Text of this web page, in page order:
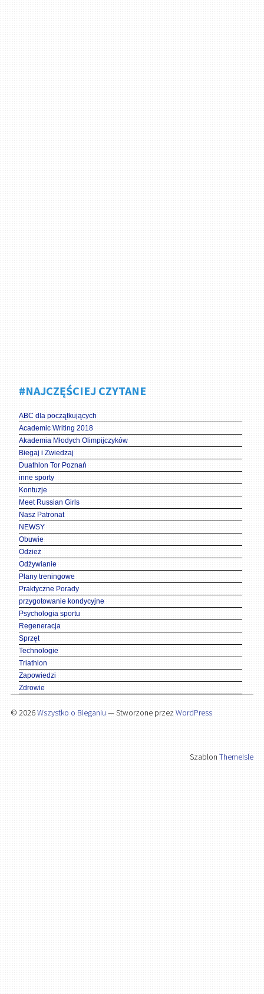
#NAJCZĘŚCIEJ CZYTANE
ABC dla początkujących
Academic Writing 2018
Akademia Młodych Olimpijczyków
Biegaj i Zwiedzaj
Duathlon Tor Poznań
inne sporty
Kontuzje
Meet Russian Girls
Nasz Patronat
NEWSY
Obuwie
Odzież
Odżywianie
Plany treningowe
Praktyczne Porady
przygotowanie kondycyjne
Psychologia sportu
Regeneracja
Sprzęt
Technologie
Triathlon
Zapowiedzi
Zdrowie
© 2026Wszystko o Bieganiu — Stworzone przez WordPress
SzablonThemeIsle